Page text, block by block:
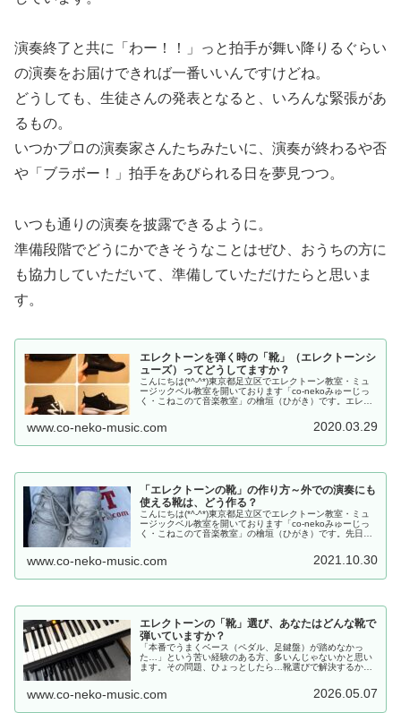
演奏終了と共に「わー！！」っと拍手が舞い降りるぐらい
の演奏をお届けできれば一番いいんですけどね。
どうしても、生徒さんの発表となると、いろんな緊張があ
るもの。
いつかプロの演奏家さんたちみたいに、演奏が終わるや否
や「ブラボー！」拍手をあびられる日を夢見つつ。
いつも通りの演奏を披露できるように。
準備段階でどうにかできそうなことはぜひ、おうちの方に
も協力していただいて、準備していただけたらと思いま
す。
エレクトーンを弾く時の「靴」（エレクトーンシ
ューズ）ってどうしてますか？
こんにちは(*^-^*)東京都足立区でエレクトーン教室・ミュ
ージックベル教室を開いております「co-nekoみゅーじっ
く・こねこのて音楽教室」の檜垣（ひがき）です。エレク
www.co-neko-music.com 2020.03.29
「エレクトーンの靴」の作り方～外での演奏にも
使える靴は、どう作る？
こんにちは(*^-^*)東京都足立区でエレクトーン教室・ミュ
ージックベル教室を開いております「co-nekoみゅーじっ
く・こねこのて音楽教室」の檜垣（ひがき）です。先日の
www.co-neko-music.com 2021.10.30
エレクトーンの「靴」選び、あなたはどんな靴で
弾いていますか？
「本番でうまくベース（ペダル、足鍵盤）が踏めなかっ
た…」という苦い経験のある方、多いんじゃないかと思い
ます。その問題、ひょっとしたら…靴選びで解決するか
www.co-neko-music.com 2026.05.07